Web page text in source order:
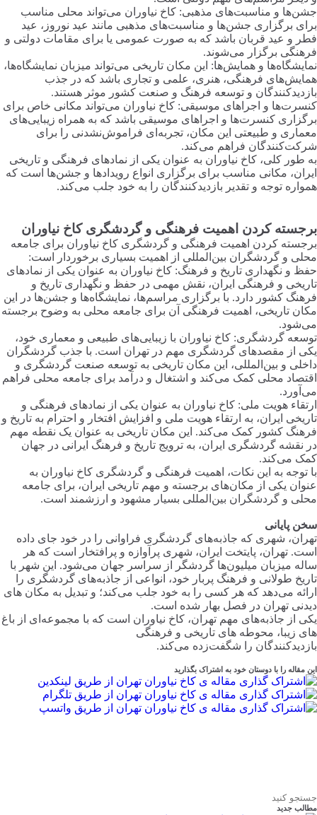
جشن‌ها و مناسبت‌های مذهبی: کاخ نیاوران می‌تواند محلی مناسب
برای برگزاری جشن‌ها و مناسبت‌های مذهبی مانند عید نوروز، عید
فطر و عید قربان باشد که به صورت عمومی یا برای مقامات دولتی و
فرهنگی برگزار می‌شوند.
نمایشگاه‌ها و همایش‌ها: این مکان تاریخی می‌تواند میزبان نمایشگاه‌ها،
همایش‌های فرهنگی، هنری، علمی و تجاری باشد که در جذب
بازدیدکنندگان و توسعه فرهنگ و صنعت کشور موثر هستند.
کنسرت‌ها و اجراهای موسیقی: کاخ نیاوران می‌تواند مکانی خاص برای
برگزاری کنسرت‌ها و اجراهای موسیقی باشد که به همراه زیبایی‌های
معماری و طبیعتی این مکان، تجربه‌ای فراموش‌نشدنی را برای
شرکت‌کنندگان فراهم می‌کند.
به طور کلی، کاخ نیاوران به عنوان یکی از نمادهای فرهنگی و تاریخی
ایران، مکانی مناسب برای برگزاری انواع رویدادها و جشن‌ها است که
همواره توجه و تقدیر بازدیدکنندگان را به خود جلب می‌کند.
برجسته کردن اهمیت فرهنگی و گردشگری کاخ نیاوران
برجسته کردن اهمیت فرهنگی و گردشگری کاخ نیاوران برای جامعه
محلی و گردشگران بین‌المللی از اهمیت بسیاری برخوردار است:
حفظ و نگهداری تاریخ و فرهنگ: کاخ نیاوران به عنوان یکی از نمادهای
تاریخی و فرهنگی ایران، نقش مهمی در حفظ و نگهداری تاریخ و
فرهنگ کشور دارد. با برگزاری مراسم‌ها، نمایشگاه‌ها و جشن‌ها در این
مکان تاریخی، اهمیت فرهنگی آن برای جامعه محلی به وضوح برجسته
می‌شود.
توسعه گردشگری: کاخ نیاوران با زیبایی‌های طبیعی و معماری خود،
یکی از مقصدهای گردشگری مهم در تهران است. با جذب گردشگران
داخلی و بین‌المللی، این مکان تاریخی به توسعه صنعت گردشگری و
اقتصاد محلی کمک می‌کند و اشتغال و درآمد برای جامعه محلی فراهم
می‌آورد.
ارتقاء هویت ملی: کاخ نیاوران به عنوان یکی از نمادهای فرهنگی و
تاریخی ایران، به ارتقاء هویت ملی و افزایش افتخار و احترام به تاریخ و
فرهنگ کشور کمک می‌کند. این مکان تاریخی به عنوان یک نقطه مهم
در نقشه گردشگری ایران، به ترویج تاریخ و فرهنگ ایرانی در جهان
کمک می‌کند.
با توجه به این نکات، اهمیت فرهنگی و گردشگری کاخ نیاوران به
عنوان یکی از مکان‌های برجسته و مهم تاریخی ایران، برای جامعه
محلی و گردشگران بین‌المللی بسیار مشهود و ارزشمند است.
سخن پایانی
تهران، شهری که جاذبه‌های گردشگری فراوانی را در خود جای داده
است. تهران، پایتخت ایران، شهری پرآوازه و پرافتخار است که هر
ساله میزبان میلیون‌ها گردشگر از سراسر جهان می‌شود. این شهر با
تاریخ طولانی و فرهنگ پربار خود، انواعی از جاذبه‌های گردشگری را
ارائه می‌دهد که هر کسی را به خود جلب می‌کند؛ و تبدیل به مکان های
دیدنی تهران در فصل بهار شده است.
یکی از جاذبه‌های مهم تهران، کاخ نیاوران است که با مجموعه‌ای از باغ
های زیبا، محوطه های تاریخی و فرهنگی
بازدیدکنندگان را شگفت‌زده می‌کند.
این مقاله را با دوستان خود به اشتراک بگذارید
مطالب جدید